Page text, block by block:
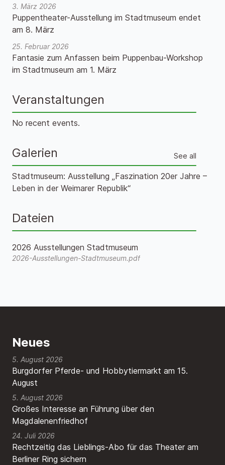
3. März 2026
Puppentheater-Ausstellung im Stadtmuseum endet
am 8. März
25. Februar 2026
Fantasie zum Anfassen beim Puppenbau-Workshop
im Stadtmuseum am 1. März
Veranstaltungen
No recent events.
Galerien See all
Stadtmuseum: Ausstellung „Faszination 20er Jahre –
Leben in der Weimarer Republik“
Dateien
2026 Ausstellungen Stadtmuseum
2026-Ausstellungen-Stadtmuseum.pdf
Neues
Burgdorfer Pferde- und Hobbytiermarkt am 15.
August
5. August 2026
Großes Interesse an Führung über den
Magdalenenfriedhof
5. August 2026
Rechtzeitig das Lieblings-Abo für das Theater am
Berliner Ring sichern
24. Juli 2026